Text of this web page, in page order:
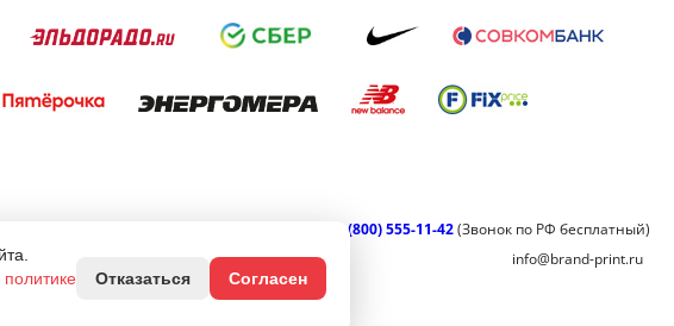
8 (800) 555-11-42(Звонок по РФ бесплатный)
info@brand-print.ru
политике
Отказаться Согласен